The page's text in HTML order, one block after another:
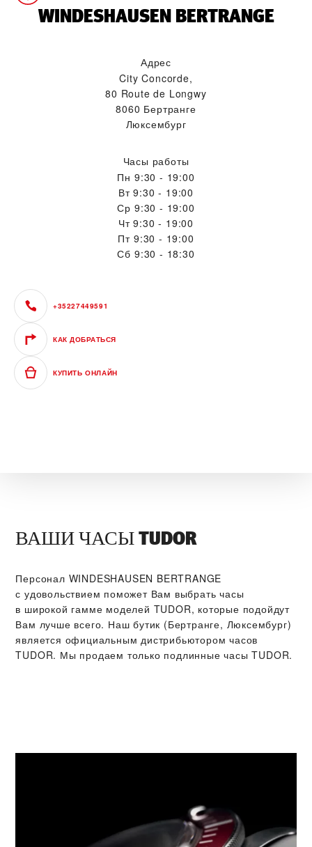
‭WINDESHAUSEN BERTRANGE‬
Адрес
City Concorde,
80 Route de Longwy
8060 Бертранге
Люксембург
Часы работы
Пн 9:30 - 19:00
Вт 9:30 - 19:00
Ср 9:30 - 19:00
Чт 9:30 - 19:00
Пт 9:30 - 19:00
Сб 9:30 - 18:30
+35227449591
КАК ДОБРАТЬСЯ
КУПИТЬ ОНЛАЙН
ВАШИ ЧАСЫ TUDOR
Персонал ‭WINDESHAUSEN BERTRANGE‬
с удовольствием поможет Вам выбрать часы
в широкой гамме моделей TUDOR, которые подойдут
Вам лучше всего. Наш бутик (Бертранге, Люксембург)
является официальным дистрибьютором часов
TUDOR. Мы продаем только подлинные часы TUDOR.